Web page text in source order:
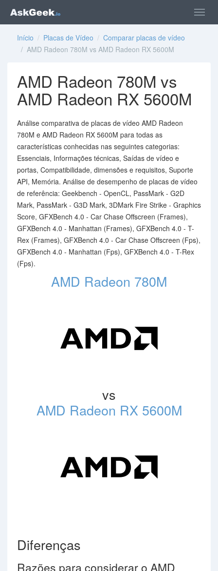
Início / Placas de Vídeo / Comparar placas de vídeo
/ AMD Radeon 780M vs AMD Radeon RX 5600M
AMD Radeon 780M vs
AMD Radeon RX 5600M
Análise comparativa de placas de vídeo AMD Radeon
780M e AMD Radeon RX 5600M para todas as
características conhecidas nas seguintes categorias:
Essenciais, Informações técnicas, Saídas de vídeo e
portas, Compatibilidade, dimensões e requisitos, Suporte
API, Memória. Análise de desempenho de placas de vídeo
de referência: Geekbench - OpenCL, PassMark - G2D
Mark, PassMark - G3D Mark, 3DMark Fire Strike - Graphics
Score, GFXBench 4.0 - Car Chase Offscreen (Frames),
GFXBench 4.0 - Manhattan (Frames), GFXBench 4.0 - T-
Rex (Frames), GFXBench 4.0 - Car Chase Offscreen (Fps),
GFXBench 4.0 - Manhattan (Fps), GFXBench 4.0 - T-Rex
(Fps).
AMD Radeon 780M
vs
AMD Radeon RX 5600M
Diferenças
Razões para considerar o AMD